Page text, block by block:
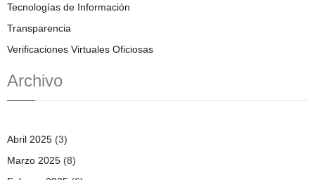
Tecnologías de Información
Transparencia
Verificaciones Virtuales Oficiosas
Archivo
Abril 2025 (3)
Marzo 2025 (8)